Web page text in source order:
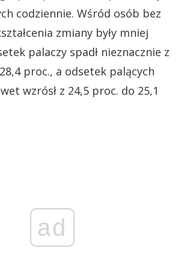
codziennie. Wśród osób bez
zmiany były mniej
palaczy spadł nieznacznie z
proc., a odsetek palących
wzrósł z 24,5 proc. do 25,1
ad